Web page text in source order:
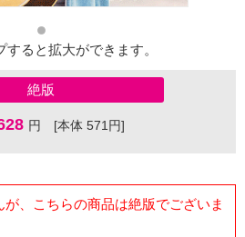
すると拡大ができます。
絶版
円 [本体 571円]
、こちらの商品は絶版でございま